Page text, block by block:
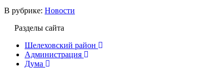
В рубрике: Новости
Разделы сайта
Шелеховский район
Администрация
Дума